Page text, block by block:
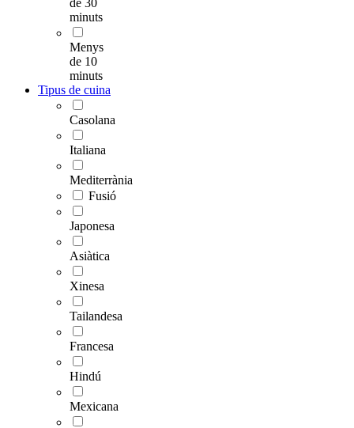
minuts
Menys
de 10
minuts
Tipus de cuina
Casolana
Italiana
Mediterrània
Fusió
Japonesa
Asiàtica
Xinesa
Tailandesa
Francesa
Hindú
Mexicana